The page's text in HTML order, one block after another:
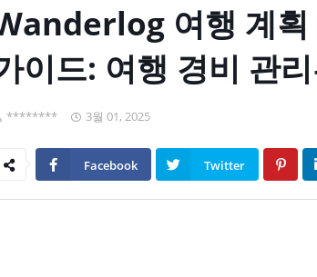
여행 계획
이드: 여행 경비 관
******** 3월 01, 2025
Facebook Twitter